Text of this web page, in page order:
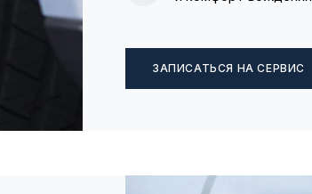
ЗАПИСАТЬСЯ НА СЕРВИС